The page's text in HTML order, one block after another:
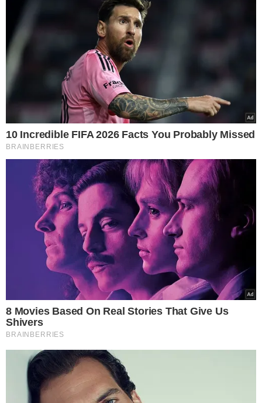
Lançamento da CasaCor Piauí - Foto: Raíssa Morais
Cristina Napoleão, franqueada da CasaCor no Piauí
falou do que representa para o nosso estado, ter um
projeto como esse, que é, inclusive, internacional.